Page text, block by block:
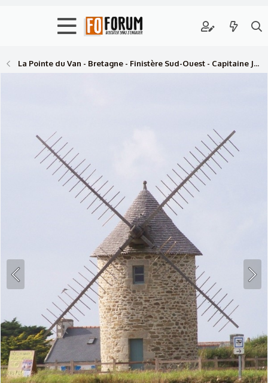
La Pointe du Van - Bretagne - Finistère Sud-Ouest - Capitaine Jack